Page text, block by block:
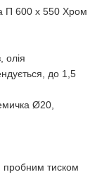
П 600 х 550 Хром
олія
до 1,5
Ø20,
пробним тиском